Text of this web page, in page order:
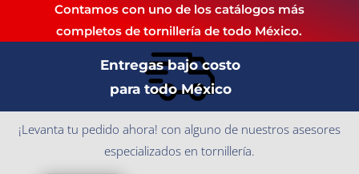
Contamos con uno de los catálogos más
completos de tornillería de todo México.
Entregas bajo costo
para todo México
¡Levanta tu pedido ahora! con alguno de nuestros asesores
especializados en tornillería.